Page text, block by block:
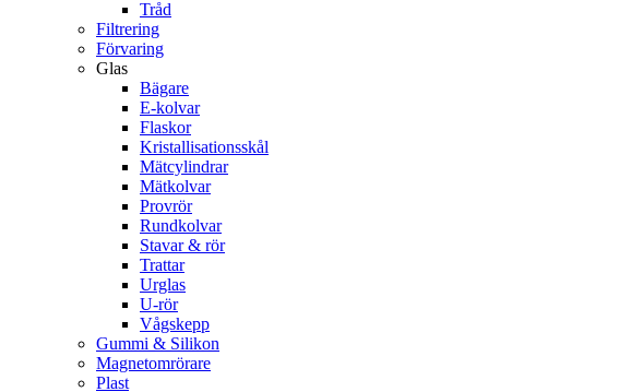
Tråd
Filtrering
Förvaring
Glas
Bägare
E-kolvar
Flaskor
Kristallisationsskål
Mätcylindrar
Mätkolvar
Provrör
Rundkolvar
Stavar & rör
Trattar
Urglas
U-rör
Vågskepp
Gummi & Silikon
Magnetomrörare
Plast